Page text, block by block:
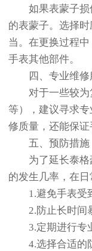
如果表蒙子损
的表蒙子。选择
当。在更换过程
手表其他部件。
四、专业维修
对于一些较为
等），建议寻求
修质量，还能保证
五、预防措施
为了延长泰格
的发生几率，在日
1.避免手表受
2.防止长时间暴
3.定期进行专业
4.选择合适的防